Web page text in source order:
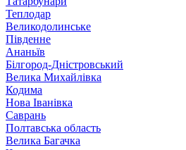
Теплодар
Великодолинське
Південне
Ананьїв
Білгород-Дністровський
Велика Михайлівка
Кодима
Нова Іванівка
Саврань
Полтавська область
Велика Багачка